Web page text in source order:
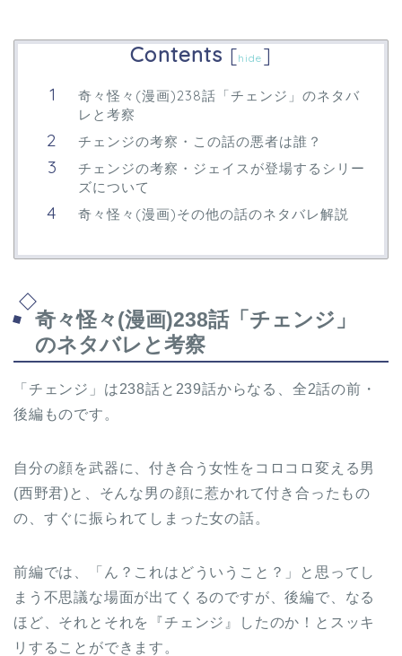
Contents [hide ]
奇々怪々(漫画)238話「チェンジ」のネタバ
レと考察
チェンジの考察・この話の悪者は誰？
チェンジの考察・ジェイスが登場するシリー
ズについて
奇々怪々(漫画)その他の話のネタバレ解説
奇々怪々(漫画)238話「チェンジ」
のネタバレと考察
「チェンジ」は238話と239話からなる、全2話の前・
後編ものです。
自分の顔を武器に、付き合う女性をコロコロ変える男
(西野君)と、そんな男の顔に惹かれて付き合ったもの
の、すぐに振られてしまった女の話。
前編では、「ん？これはどういうこと？」と思ってし
まう不思議な場面が出てくるのですが、後編で、なる
ほど、それとそれを『チェンジ』したのか！とスッキ
リすることができます。